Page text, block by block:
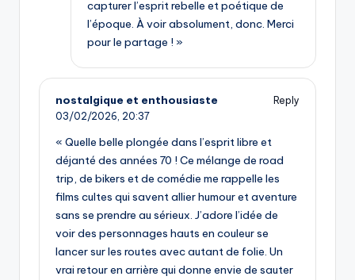
capturer l’esprit rebelle et poétique de
l’époque. À voir absolument, donc. Merci
pour le partage ! »
nostalgique et enthousiaste
Reply
03/02/2026, 20:37
« Quelle belle plongée dans l’esprit libre et
déjanté des années 70 ! Ce mélange de road
trip, de bikers et de comédie me rappelle les
films cultes qui savent allier humour et aventure
sans se prendre au sérieux. J’adore l’idée de
voir des personnages hauts en couleur se
lancer sur les routes avec autant de folie. Un
vrai retour en arrière qui donne envie de sauter